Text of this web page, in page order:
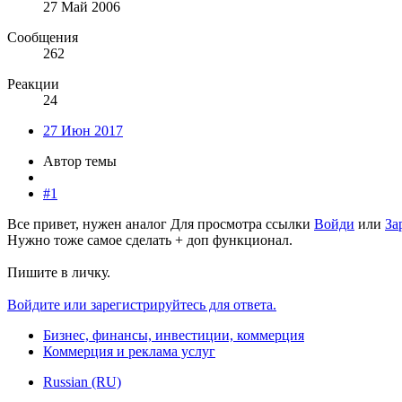
27 Май 2006
Сообщения
262
Реакции
24
27 Июн 2017
Автор темы
#1
Все привет, нужен аналог Для просмотра ссылки Войди или
Нужно тоже самое сделать + доп функционал.
Пишите в личку.
Войдите или зарегистрируйтесь для ответа.
Бизнес, финансы, инвестиции, коммерция
Коммерция и реклама услуг
Russian (RU)